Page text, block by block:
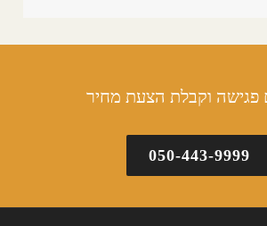
פגישה וקבלת הצעת מחיר
050-443-9999